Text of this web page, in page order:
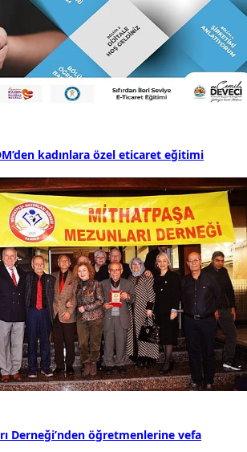
kadınlara özel eticaret eğitimi
Derneği’nden öğretmenlerine vefa